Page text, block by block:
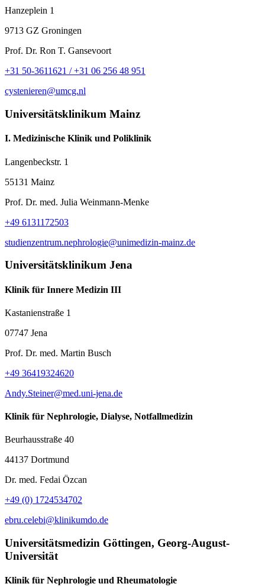
Hanzeplein 1
9713 GZ Groningen
Prof. Dr. Ron T. Gansevoort
+31 50-3611621 / +31 06 256 48 951
cystenieren@umcg.nl
Universitätsklinikum Mainz
I. Medizinische Klinik und Poliklinik
Langenbeckstr. 1
55131 Mainz
Prof. Dr. med. Julia Weinmann-Menke
+49 6131172503
studienzentrum.nephrologie@unimedizin-mainz.de
Universitätsklinikum Jena
Klinik für Innere Medizin III
Kastanienstraße 1
07747 Jena
Prof. Dr. med. Martin Busch
+49 36419324620
Andy.Steiner@med.uni-jena.de
Klinik für Nephrologie, Dialyse, Notfallmedizin
Beurhausstraße 40
44137 Dortmund
Dr. med. Fedai Özcan
+49 (0) 1724534702
ebru.celebi@klinikumdo.de
Universitätsmedizin Göttingen, Georg-August-
Universität
Klinik für Nephrologie und Rheumatologie